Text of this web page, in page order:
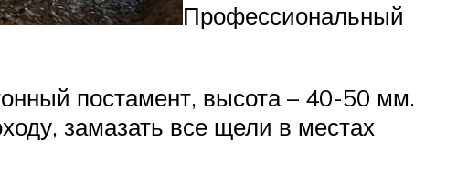
Профессиональный
постамент, высота – 40-50 мм.
замазать все щели в местах